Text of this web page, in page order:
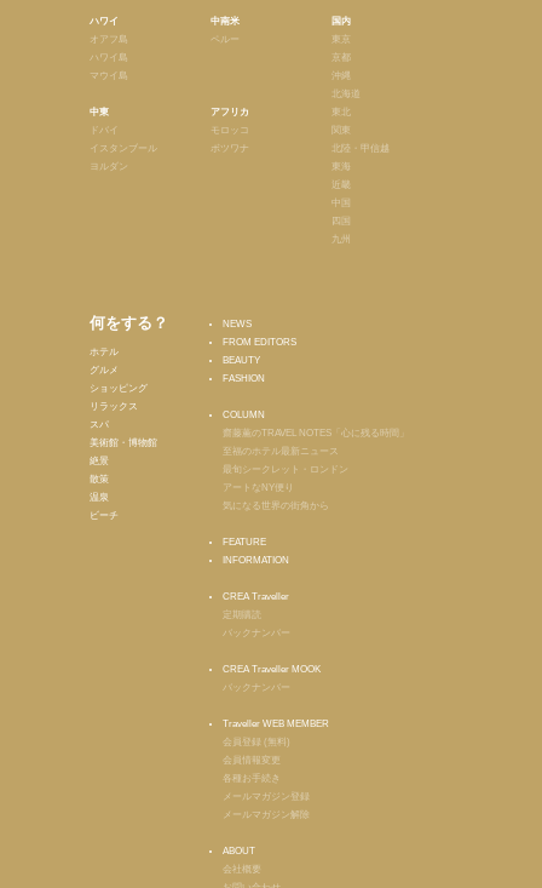
ハワイ
オアフ島
ハワイ島
マウイ島
中東
ドバイ
イスタンブール
ヨルダン
中南米
ペルー
アフリカ
モロッコ
ボツワナ
国内
東京
京都
沖縄
北海道
東北
関東
北陸・甲信越
東海
近畿
中国
四国
九州
何をする？
ホテル
グルメ
ショッピング
リラックス
スパ
美術館・博物館
絶景
散策
温泉
ビーチ
NEWS
FROM EDITORS
BEAUTY
FASHION
COLUMN
齋藤薫のTRAVEL NOTES「心に残る時間」
至福のホテル最新ニュース
最旬シークレット・ロンドン
アートなNY便り
気になる世界の街角から
FEATURE
INFORMATION
CREA Traveller
定期購読
バックナンバー
CREA Traveller MOOK
バックナンバー
Traveller WEB MEMBER
会員登録 (無料)
会員情報変更
各種お手続き
メールマガジン登録
メールマガジン解除
ABOUT
会社概要